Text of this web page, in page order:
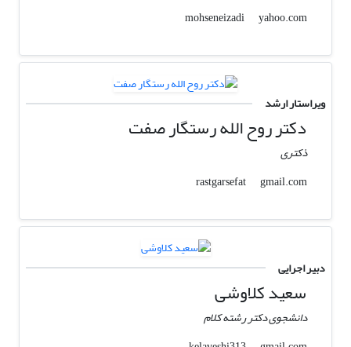
mohseneizadi
yahoo.com
ویراستار ارشد
دکتر روح الله رستگار صفت
ذکتری
rastgarsefat
gmail.com
دبیر اجرایی
سعید کلاوشی
دانشجوی دکتر رشته کلام